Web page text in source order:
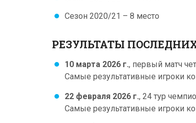
Сезон 2020/21 – 8 место
РЕЗУЛЬТАТЫ
10 марта 2026 г., первый матч
Самые результативные игроки
22 февраля 2026 г., 24 тур
Самые результативные игроки